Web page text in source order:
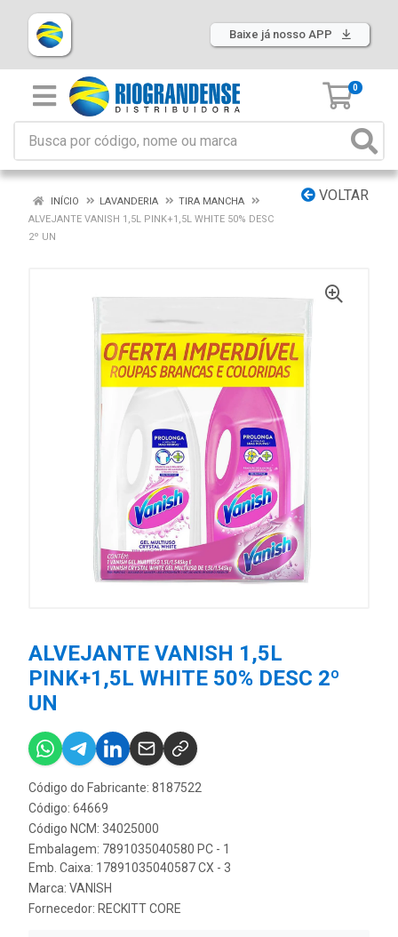
Baixe já nosso APP
0
VOLTAR
INÍCIO LAVANDERIA
TIRA MANCHA
ALVEJANTE VANISH 1,5L PINK+1,5L WHITE 50% DESC
2º UN
ALVEJANTE VANISH 1,5L
PINK+1,5L WHITE 50% DESC 2º
UN
Código do Fabricante: 8187522
Código: 64669
Código NCM: 34025000
Embalagem: 7891035040580 PC - 1
Emb. Caixa: 17891035040587 CX - 3
Marca: VANISH
Fornecedor: RECKITT CORE